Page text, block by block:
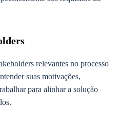
relevantes no processo
suas motivações,
para alinhar a solução